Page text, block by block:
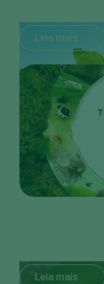
Leia mais
Leia mais